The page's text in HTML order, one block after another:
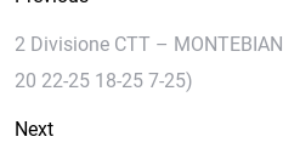
2 Divisione CTT –
20 22-25 18-25 7-25)
Next